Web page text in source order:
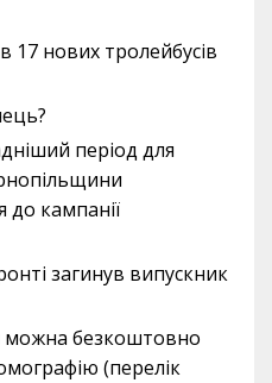
17 нових тролейбусів
період для
до кампанії
загинув випускник
можна безкоштовно
(перелік